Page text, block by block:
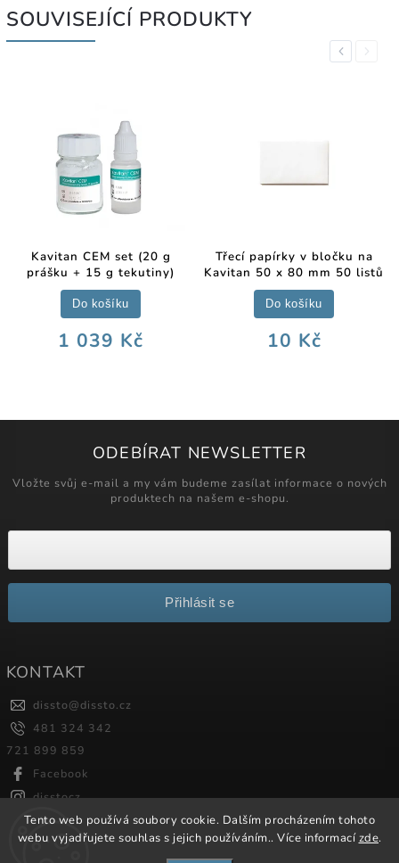
Tento web používá soubory cookie. Dalším procházením tohoto
webu vyjadřujete souhlas s jejich používáním.. Více informacízde.
SOUVISEJÍCÍ PRODUKTY
Previous
Kavitan CEM set (20 g
prášku + 15 g tekutiny)
1 039 Kč
Do košíku
Třecí papírky v bločku na
Kavitan 50 x 80 mm 50 listů
10 Kč
Do košíku
Next
ODEBÍRAT NEWSLETTER
Vložte svůj e-mail a my vám budeme zasílat informace o nových
produktech na našem e-shopu.
Přihlásit se
KONTAKT
dissto@dissto.cz
481 324 342
721 899 859
Facebook
disstocz